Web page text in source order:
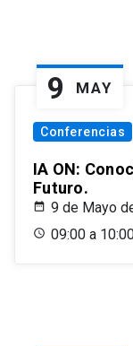
9 MAY
Conferencias
IA ON:
Futuro.
9 de Mayo
09:00 a